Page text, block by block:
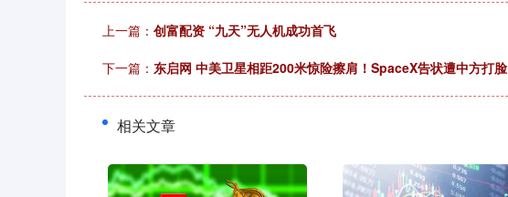
上一篇： 创富配资 “九天”无人机成功首飞
下一篇： 东启网 中美卫星相距200米惊险擦肩！SpaceX告状遭中方打脸
相关文章